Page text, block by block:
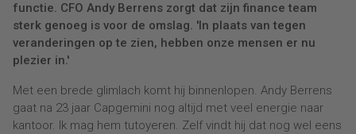
functie. CFO Andy Berrens zorgt dat zijn finance team
sterk genoeg is voor de omslag. 'In plaats van tegen
veranderingen op te zien, hebben onze mensen er nu
plezier in.'
Met een brede glimlach komt hij binnenlopen. Andy Berrens
gaat na 23 jaar Capgemini nog altijd met veel energie naar
kantoor. Ik mag hem tutoyeren. Zelf vindt hij dat nog wel eens